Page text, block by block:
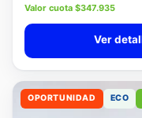
Precio lista $15.980.000
Valor cuota $347.935
OPORTUNIDAD ECO